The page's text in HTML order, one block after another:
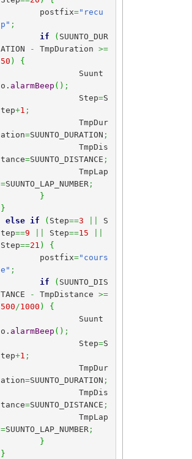
	postfix
="recu
p" ;
if
( SUUNTO_DUR
ATION
- TmpDuration >=
50 )
{
o. alarmBeep ( ) ;
		Step
=S
tep+1 ;
ation=SUUNTO_DURATION ;
tance=SUUNTO_DISTANCE ;
		TmpLap
=SUUNTO_LAP_NUMBER ;
}
}
else
if ( Step==3
S
tep==9 Step==15
Step==21 )
{
	postfix
="cours
e" ;
if
( SUUNTO_DIS
TANCE
- TmpDistance >=
500 /1000 )
{
o. alarmBeep ( ) ;
		Step
=S
tep+1 ;
ation=SUUNTO_DURATION ;
tance=SUUNTO_DISTANCE ;
		TmpLap
=SUUNTO_LAP_NUMBER ;
}
}